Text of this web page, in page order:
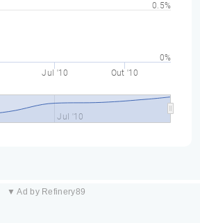
Jul '10 Out '10
Jul '10
0%
0.5%
▼ Ad by Refinery89